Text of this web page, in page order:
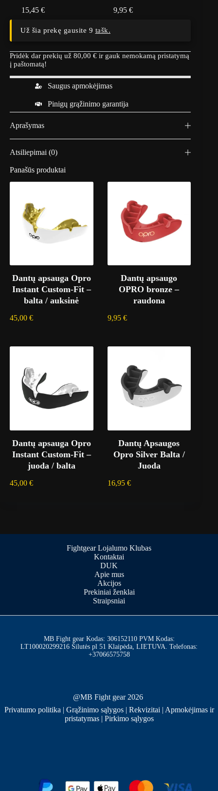
15,45€
9,95 €
Už šia prekę gausite 9 tašk.
Pridėk dar prekių už 80,00 € ir gauk nemokamą pristatymą
į paštomatą!
Saugus apmokėjimas
Pinigų grąžinimo garantija
Aprašymas
Atsiliepimai (0)
Panašūs produktai
Dantų apsauga Opro
Instant Custom-Fit –
balta / auksinė
45,00 €
Dantų apsaugo
OPRO bronze –
raudona
9,95 €
Dantų apsauga Opro
Instant Custom-Fit –
juoda / balta
45,00 €
Dantų Apsaugos
Opro Silver Balta /
Juoda
16,95 €
Fightgear Lojalumo Klubas
Kontaktai
DUK
Apie mus
Akcijos
Prekiniai ženklai
Straipsniai
MB Fight gear Kodas: 306152110 PVM Kodas:
LT100020299216 Šilutės pl 51 Klaipėda, LIETUVA. Telefonas:
+37066575758
@MB Fight gear 2026
Privatumo politika | Grąžinimo sąlygos | Rekvizitai | Apmokėjimas ir
pristatymas| Pirkimo sąlygos